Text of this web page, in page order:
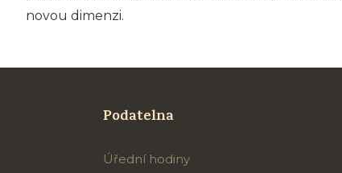
novou dimenzi.
Podatelna
Úřední hodiny